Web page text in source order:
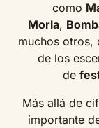
como
Morla,
muchos otros,
de los
de
Más allá de
importante